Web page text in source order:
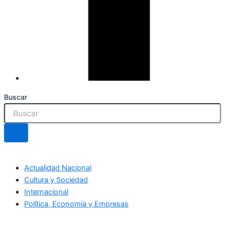
Buscar
Actualidad Nacional
Cultura y Sociedad
Internacional
Política, Economía y Empresas